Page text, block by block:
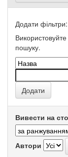
Додати фільтри:
пошуку.
Вивести на
Автори